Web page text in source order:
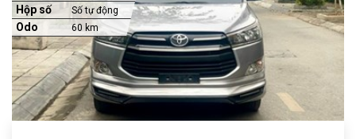
Hộp số Số tự động
Odo 60 km